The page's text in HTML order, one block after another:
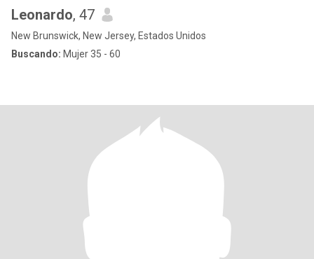
Leonardo, 47
New Brunswick, New Jersey, Estados Unidos
Buscando: Mujer 35 - 60